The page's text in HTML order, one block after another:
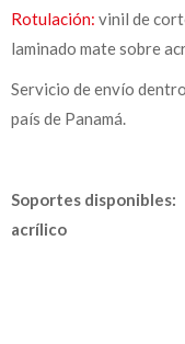
Rotulación: vinil de
laminado mate sobre
Servicio de envío
país de Panamá.
Soportes disponibles:
acrílico